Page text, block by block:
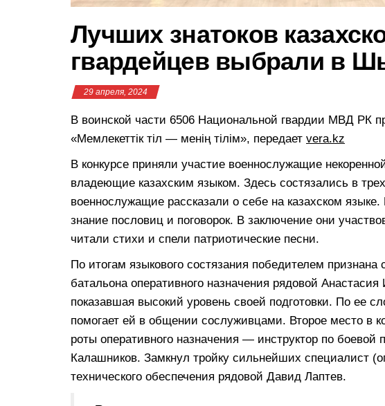
Лучших знатоков
гвардейцев выбрали в
29 апреля, 2024
В воинской части 6506 Национальной гвардии МВД РК
«Мемлекеттік тіл — менің тілім», передает vera.kz
В конкурсе приняли участие военнослужащие
владеющие казахским языком. Здесь состязались в
военнослужащие рассказали о себе на казахском
знание пословиц и поговорок. В заключение они
читали стихи и спели патриотические песни.
По итогам языкового состязания победителем
батальона оперативного назначения рядовой
показавшая высокий уровень своей подготовки. По ее
помогает ей в общении сослуживцами. Второе место в
роты оперативного назначения — инструктор по
Калашников. Замкнул тройку сильнейших специалист
технического обеспечения рядовой Давид Лаптев.